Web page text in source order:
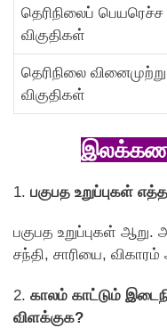
தெரிநிலைப் பெயரெச்ச
விகுதிகள்
தெரிநிலை வினைமுற்று
விகுதிகள்
1. பகுபத உறுப்புகள்
பகுபத உறுப்புகள் ஆறு.
சந்தி, சாரியை,
2. காலம் காட்டும்
விளக்குக?